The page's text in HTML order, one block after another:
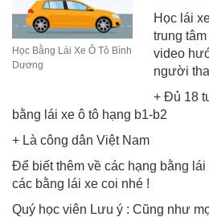
Học Bằng Lái Xe Ô Tô Bình
Dương
Học lái
trung
video
người
+ Đủ 18
bằng lái xe ô tô hạng b1-b2
+ Là công dân Việt Nam
Để biết thêm về các hạng bằng
các bằng lái xe coi nhé !
Quý học viên Lưu ý : Cũng như